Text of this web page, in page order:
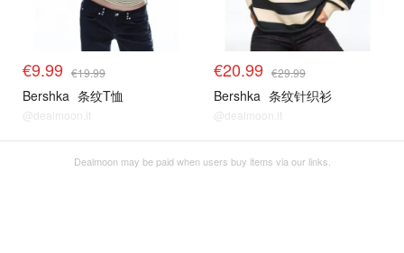
€9.99 €19.99
Bershka 条纹T恤
@dealmoon.it
€20.99 €29.99
Bershka 条纹针织衫
@dealmoon.it
Dealmoon may be paid when users buy items via our links.